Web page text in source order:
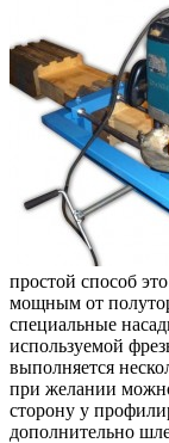
простой способ
мощным от
специальные
используемой
выполняется
при желании
сторону у
дополнительно